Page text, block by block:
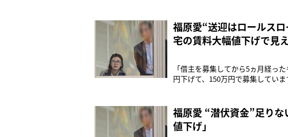
とお兄さんが一緒に設立した会
（スポーツ紙記者）だが法人登
福原愛“送迎はロールス
宅の賃料大幅値下げで見
「借主を募集してから5ヵ月経っ
円下げて、150万円で募集してい
えた福原愛（34）の“異変”――。
いうのだ。’21年7月
福原愛 “潜伏資金”足り
値下げ」